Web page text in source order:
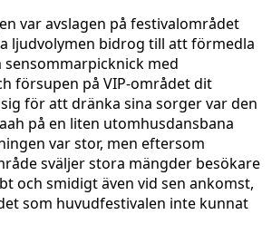
var avslagen på festivalområdet
ljudvolymen bidrog till att förmedla
sensommarpicknick med
försupen på VIP-området dit
för att dränka sina sorger var den
på en liten utomhusdansbana
var stor, men eftersom
sväljer stora mängder besökare
och smidigt även vid sen ankomst,
som huvudfestivalen inte kunnat